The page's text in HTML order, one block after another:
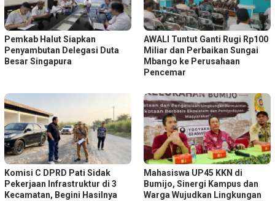
Pemkab Halut Siapkan
Penyambutan Delegasi Duta
Besar Singapura
AWALI Tuntut Ganti Rugi Rp100
Miliar dan Perbaikan Sungai
Mbango ke Perusahaan
Pencemar
Komisi C DPRD Pati Sidak
Pekerjaan Infrastruktur di 3
Kecamatan, Begini Hasilnya
Mahasiswa UP45 KKN di
Bumijo, Sinergi Kampus dan
Warga Wujudkan Lingkungan